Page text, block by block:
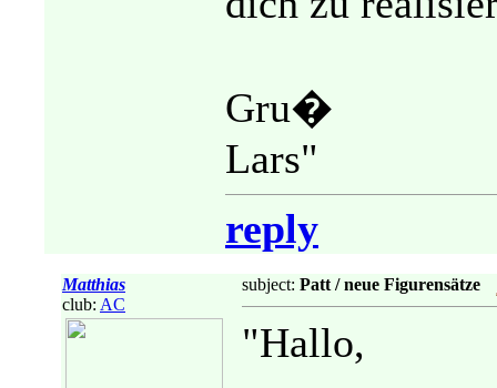
Gru�
Lars"
reply
Matthias
club: AC
subject: Patt / neue Figurensätze
"Hallo,